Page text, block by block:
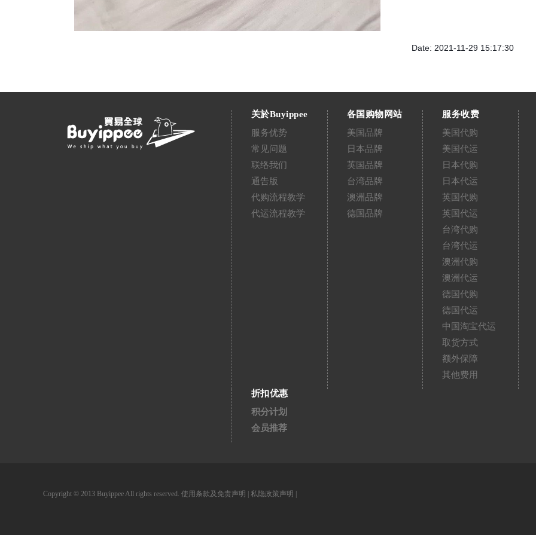
Date: 2021-11-29 15:17:30
关於Buyippee
服务优势
常见问题
联络我们
通告版
代购流程教学
代运流程教学
各国购物网站
美国品牌
日本品牌
英国品牌
台湾品牌
澳洲品牌
德国品牌
服务收费
美国代购
美国代运
日本代购
日本代运
英国代购
英国代运
台湾代购
台湾代运
澳洲代购
澳洲代运
德国代购
德国代运
中国淘宝代运
取货方式
额外保障
其他费用
折扣优惠
积分计划
会员推荐
Copyright © 2013 Buyippee All rights reserved. 使用条款及免责声明 私隐政策声明